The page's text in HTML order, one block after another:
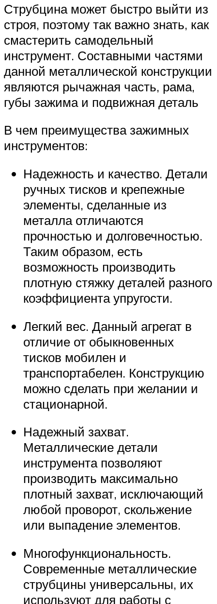
Струбцина может быстро выйти из
строя, поэтому так важно знать, как
смастерить самодельный
инструмент. Составными частями
данной металлической конструкции
являются рычажная часть, рама,
губы зажима и подвижная деталь
В чем преимущества зажимных
инструментов:
Надежность и качество. Детали
ручных тисков и крепежные
элементы, сделанные из
металла отличаются
прочностью и долговечностью.
Таким образом, есть
возможность производить
плотную стяжку деталей разного
коэффициента упругости.
Легкий вес. Данный агрегат в
отличие от обыкновенных
тисков мобилен и
транспортабелен. Конструкцию
можно сделать при желании и
стационарной.
Надежный захват.
Металлические детали
инструмента позволяют
производить максимально
плотный захват, исключающий
любой проворот, скольжение
или выпадение элементов.
Многофункциональность.
Современные металлические
струбцины универсальны, их
используют для работы с